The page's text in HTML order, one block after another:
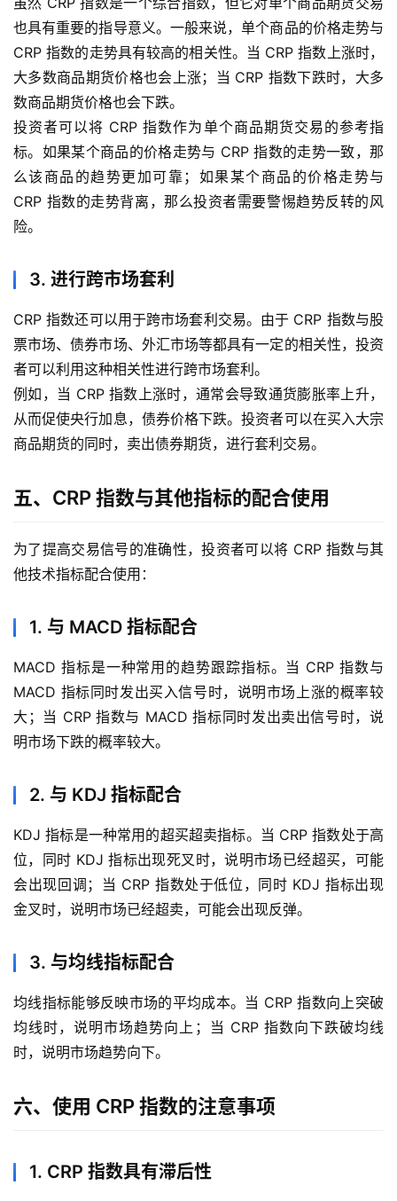
期
货
期
货
开
户
白
银
纳
指
期
货
股
指
货
黄
金
期
也具有重要的指导意义。一般来说，单个商品的价格走势与
CRP 指数的走势具有较高的相关性。当 CRP 指数上涨时，
大多数商品期货价格也会上涨；当 CRP 指数下跌时，大多
数商品期货价格也会下跌。
投资者可以将 CRP 指数作为单个商品期货交易的参考指
标。如果某个商品的价格走势与 CRP 指数的走势一致，那
么该商品的趋势更加可靠；如果某个商品的价格走势与
CRP 指数的走势背离，那么投资者需要警惕趋势反转的风
险。
3. 进行跨市场套利
CRP 指数还可以用于跨市场套利交易。由于 CRP 指数与股
票市场、债券市场、外汇市场等都具有一定的相关性，投资
者可以利用这种相关性进行跨市场套利。
例如，当 CRP 指数上涨时，通常会导致通货膨胀率上升，
从而促使央行加息，债券价格下跌。投资者可以在买入大宗
商品期货的同时，卖出债券期货，进行套利交易。
五、CRP 指数与其他指标的配合使用
为了提高交易信号的准确性，投资者可以将 CRP 指数与其
他技术指标配合使用：
1. 与 MACD 指标配合
MACD 指标是一种常用的趋势跟踪指标。当 CRP 指数与
MACD 指标同时发出买入信号时，说明市场上涨的概率较
大；当 CRP 指数与 MACD 指标同时发出卖出信号时，说
明市场下跌的概率较大。
2. 与 KDJ 指标配合
KDJ 指标是一种常用的超买超卖指标。当 CRP 指数处于高
位，同时 KDJ 指标出现死叉时，说明市场已经超买，可能
会出现回调；当 CRP 指数处于低位，同时 KDJ 指标出现
金叉时，说明市场已经超卖，可能会出现反弹。
3. 与均线指标配合
均线指标能够反映市场的平均成本。当 CRP 指数向上突破
均线时，说明市场趋势向上；当 CRP 指数向下跌破均线
时，说明市场趋势向下。
六、使用 CRP 指数的注意事项
1. CRP 指数具有滞后性